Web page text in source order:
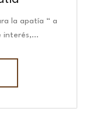
la apatía “ a
interés,…